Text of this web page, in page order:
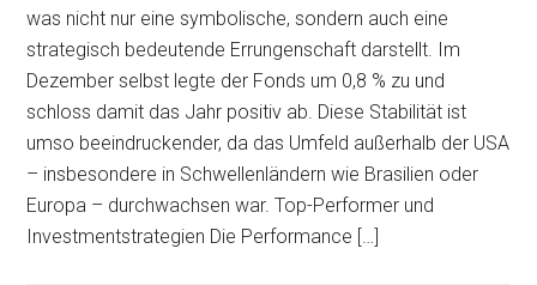
was nicht nur eine symbolische, sondern auch eine
strategisch bedeutende Errungenschaft darstellt. Im
Dezember selbst legte der Fonds um 0,8 % zu und
schloss damit das Jahr positiv ab. Diese Stabilität ist
umso beeindruckender, da das Umfeld außerhalb der USA
– insbesondere in Schwellenländern wie Brasilien oder
Europa – durchwachsen war. Top-Performer und
Investmentstrategien Die Performance […]